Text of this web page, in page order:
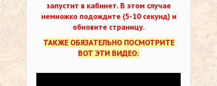
запустит в кабинет. В этом случае
немножко подождите (5-10 секунд) и
обновите страницу.
ТАКЖЕ ОБЯЗАТЕЛЬНО ПОСМОТРИТЕ
ВОТ ЭТИ ВИДЕО: